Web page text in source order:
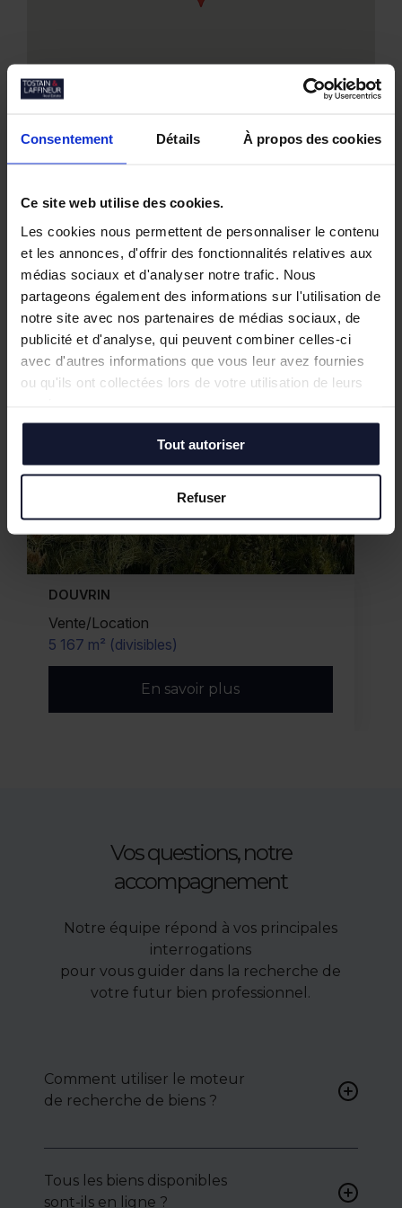
Consentement Détails À propos des cookies
Ce site web utilise des cookies.
Les cookies nous permettent de personnaliser le contenu
et les annonces, d'offrir des fonctionnalités relatives aux
médias sociaux et d'analyser notre trafic. Nous
partageons également des informations sur l'utilisation de
notre site avec nos partenaires de médias sociaux, de
publicité et d'analyse, qui peuvent combiner celles-ci
avec d'autres informations que vous leur avez fournies
ou qu'ils ont collectées lors de votre utilisation de leurs
Tout autoriser
Refuser
Nos biens similaires
DOUVRIN
Vente/Location
5 167 m² (divisibles)
En savoir plus
Vos questions, notre
accompagnement
Notre équipe répond à vos principales
interrogations
pour vous guider dans la recherche de
votre futur bien professionnel.
Comment utiliser le moteur
de recherche de biens ?
pour accéder à une liste de
Tous les biens disponibles
sont-ils en ligne ?